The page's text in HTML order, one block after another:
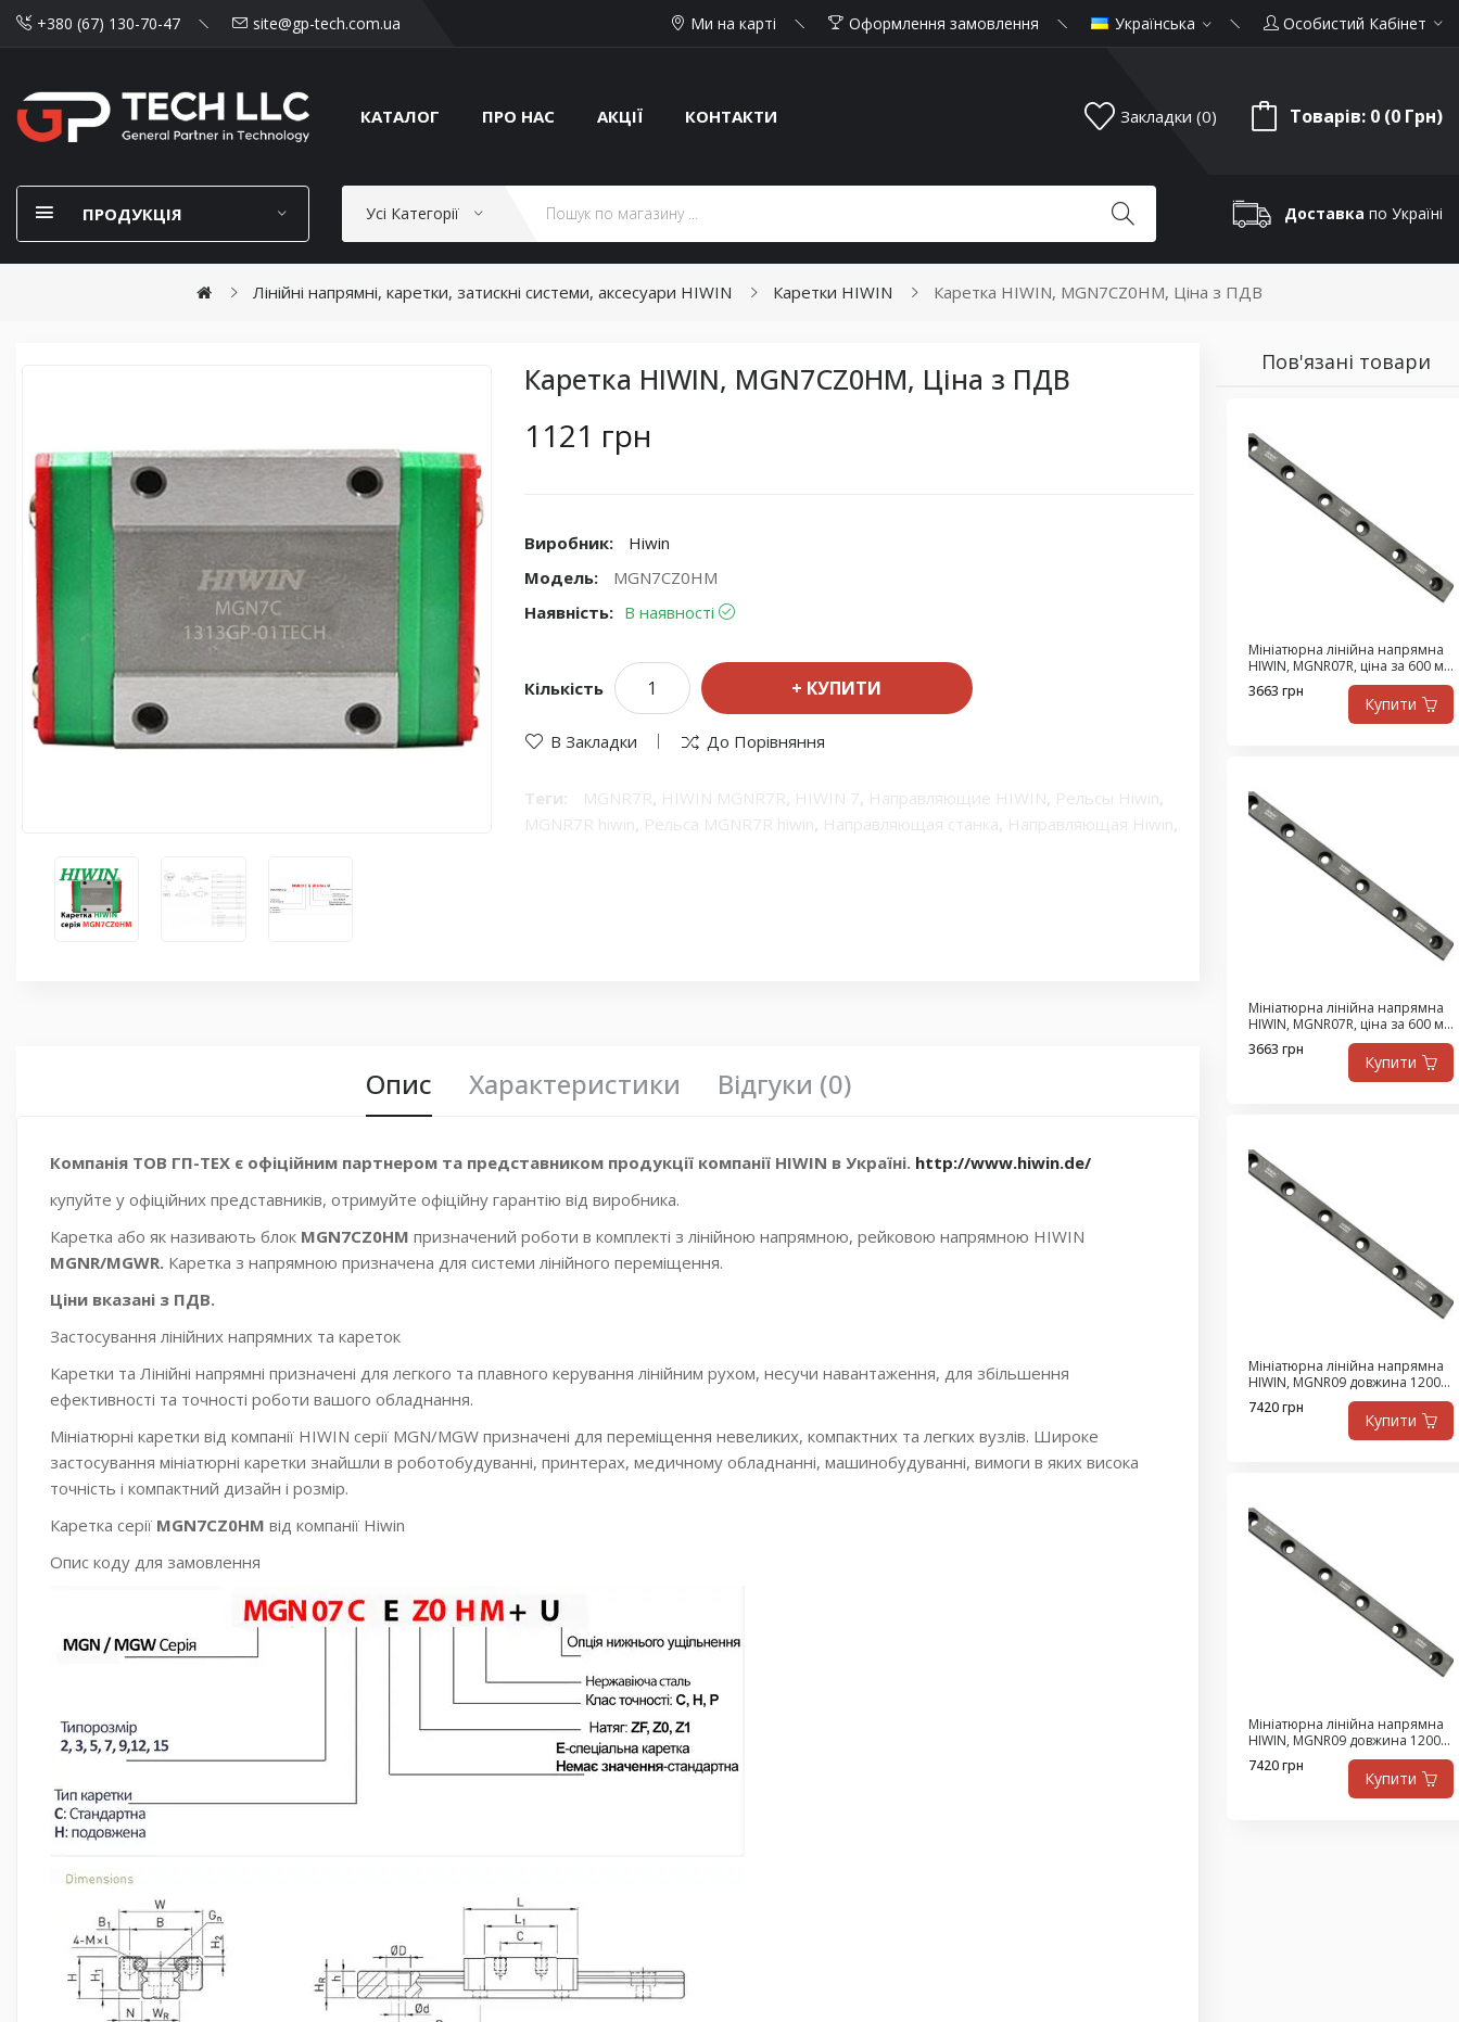
+380 (67) 130-70-47 site@gp-tech.com.ua Ми на карті Оформлення замовлення Українська Особистий Кабінет
КАТАЛОГ ПРО НАС АКЦІЇ КОНТАКТИ Закладки (0) Товарів: 0 (0 Грн)
ПРОДУКЦІЯ Усі Категорії Доставка по Україні
Лінійні напрямні, каретки, затискні системи, аксесуари HIWIN Каретки HIWIN Каретка HIWIN, MGN7CZ0HM, Ціна з ПДВ
Каретка HIWIN, MGN7CZ0HM, Ціна з ПДВ
1121 грн
Виробник:
Hiwin
Модель:
MGN7CZ0HM
Наявність: В наявності
Кількість КУПИТИ
В Закладки До Порівняння
Теги: MGNR7R, HIWIN MGNR7R, HIWIN 7, Направляющие HIWIN, Рельсы Hiwin,
MGNR7R hiwin, Рельса MGNR7R hiwin, Направляющая станка, Направляющая Hiwin,
Опис Характеристики Відгуки (0)
Компанія ТОВ ГП-ТЕХ є офіційним партнером та представником продукції компанії HIWIN в Україні. http://www.hiwin.de/
купуйте у офіційних представників, отримуйте офіційну гарантію від виробника.
Каретка або як називають блок MGN7CZ0HM призначений роботи в комплекті з лінійною напрямною, рейковою напрямною HIWIN
MGNR/MGWR. Каретка з напрямною призначена для системи лінійного переміщення.
Ціни вказані з ПДВ.
Застосування лінійних напрямних та кареток
Каретки та Лінійні напрямні призначені для легкого та плавного керування лінійним рухом, несучи навантаження, для збільшення
ефективності та точності роботи вашого обладнання.
Мініатюрні каретки від компанії HIWIN серії MGN/MGW призначені для переміщення невеликих, компактних та легких вузлів. Широке
застосування мініатюрні каретки знайшли в роботобудуванні, принтерах, медичному обладнанні, машинобудуванні, вимоги в яких висока
точність і компактний дизайн і розмір.
Каретка серії MGN7CZ0HM від компанії Hiwin
Опис коду для замовлення
Пов'язані товари
Мініатюрна лінійна напрямна
HIWIN, MGNR07R, ціна за 600 мм
з ПДВ
3663 грн
Купити
Мініатюрна лінійна напрямна
HIWIN, MGNR07R, ціна за 600 мм
з ПДВ
3663 грн
Купити
Мініатюрна лінійна напрямна
HIWIN, MGNR09 довжина 1200
мм (Ціна з ПДВ)
7420 грн
Купити
Мініатюрна лінійна напрямна
HIWIN, MGNR09 довжина 1200
мм (Ціна з ПДВ)
7420 грн
Купити